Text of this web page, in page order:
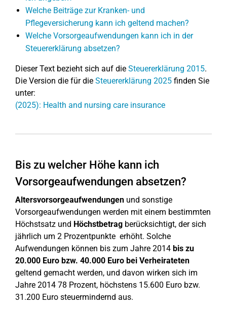
Welche Beiträge zur Kranken- und
Pflegeversicherung kann ich geltend machen?
Welche Vorsorgeaufwendungen kann ich in der
Steuererklärung absetzen?
Dieser Text bezieht sich auf die Steuererklärung 2015.
Die Version die für die Steuererklärung 2025 finden Sie
unter:
(2025): Health and nursing care insurance
Bis zu welcher Höhe kann ich
Vorsorgeaufwendungen absetzen?
Altersvorsorgeaufwendungen und sonstige
Vorsorgeaufwendungen werden mit einem bestimmten
Höchstsatz und Höchstbetrag berücksichtigt, der sich
jährlich um 2 Prozentpunkte erhöht. Solche
Aufwendungen können bis zum Jahre 2014 bis zu
20.000 Euro bzw. 40.000 Euro bei Verheirateten
geltend gemacht werden, und davon wirken sich im
Jahre 2014 78 Prozent, höchstens 15.600 Euro bzw.
31.200 Euro steuermindernd aus.